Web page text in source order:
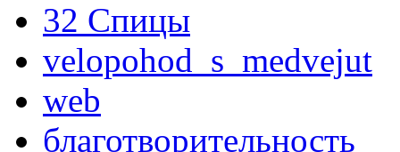
32 Спицы
velopohod_s_medvejut
web
благотворительность